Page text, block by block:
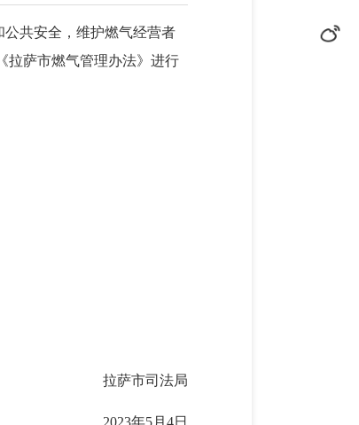
共安全，维护燃气经营者
拉萨市燃气管理办法》进行
拉萨市司法局
2023年5 月4日